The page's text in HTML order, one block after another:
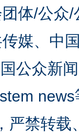
体/公众
媒、中
公众新
严禁转